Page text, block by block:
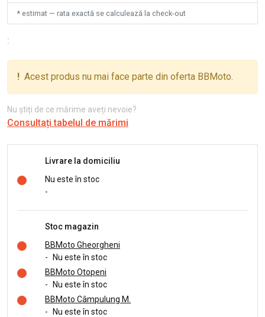
* estimat — rata exactă se calculează la check-out
:
! Acest produs nu mai face parte din oferta BBMoto.
Nu știți de ce mărime aveți nevoie?
Consultați tabelul de mărimi
Livrare la domiciliu
Nu este în stoc
-
Stoc magazin
BBMoto Gheorgheni
- Nu este în stoc
BBMoto Otopeni
- Nu este în stoc
BBMoto Câmpulung M.
- Nu este în stoc